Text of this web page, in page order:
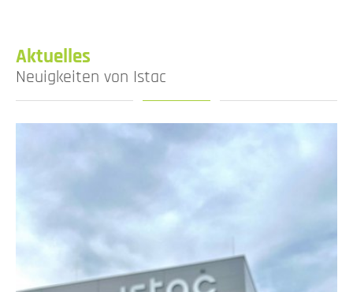
Aktuelles
Neuigkeiten von Istac